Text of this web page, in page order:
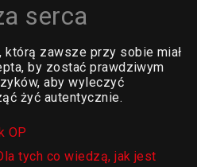
serca
którą zawsze przy sobie miał
by zostać prawdziwym
aby wyleczyć
żyć autentycznie.
OP
tych co wiedzą, jak jest